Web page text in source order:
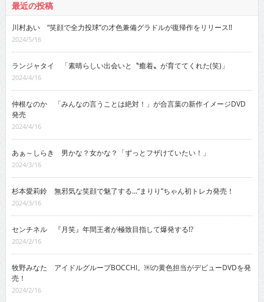
最近の投稿
川村あい “笑顔で全力投球”の才色兼備グラドルが復帰作をリリース!!
2024/5/16
ランジャタイ 「素晴らしい出会いと〝癒着〟が育ててくれた(笑)」
2024/4/16
仲根なのか 「みんなの言うことは絶対！」が合言葉の新作イメージDVD
発売
2024/4/16
あぁ～しらき 男かな？女かな？「ずっとフザけていたい！」
2024/3/16
杉本愛莉鈴 無邪気な笑顔で魅了する…“まりり”ちゃん初トレカ発売！
2024/3/16
センチネル 『月笑』年間王者が極致目指して爆発する!?
2024/2/16
牧野みなた アイドルグループBOCCHI。￼の黄色担当がデビューDVDを発
売！
2024/2/16